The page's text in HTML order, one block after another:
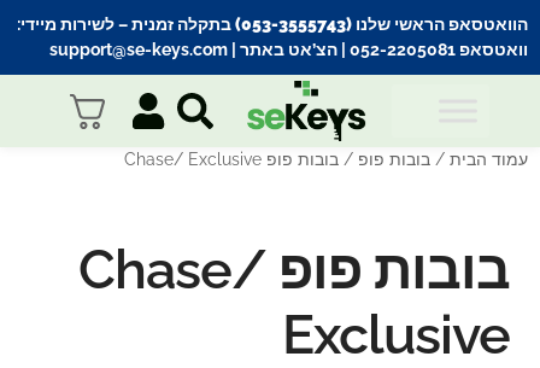
הוואטסאפ הראשי שלנו (053-3555743) בתקלה זמנית
– לשירות מיידי:
וואטסאפ 052-2205081
| הצ’אט באתר | support@se-keys.com
עמוד הבית / בובות פופ / בובות פופ Chase/ Exclusive
בובות פופ Chase/
Exclusive